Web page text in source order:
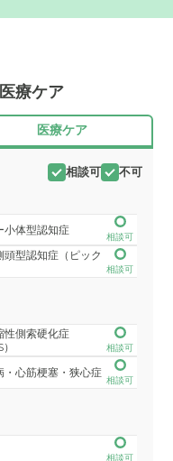
療ケア
医療ケア
相談可 不可
小体型認知症
相談可
頭型認知症（ピック
相談可
性側索硬化症
相談可
・心筋梗塞・狭心症
相談可
相談可